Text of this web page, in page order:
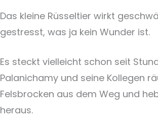
Das kleine Rüsseltier wirkt
gestresst, was ja kein Wunder ist.
Es steckt vielleicht schon seit
Palanichamy und seine Kollegen
Felsbrocken aus dem Weg und
heraus.